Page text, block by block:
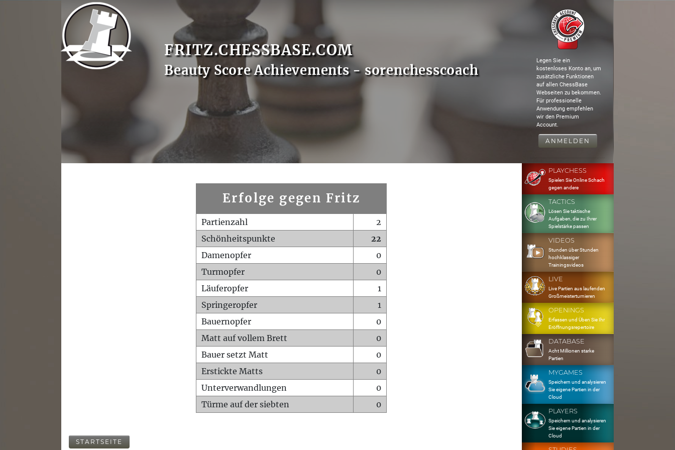
FRITZ.CHESSBASE.COM
Beauty Score Achievements - sorenchesscoach
Legen Sie ein
kostenloses Konto an, um
zusätzliche Funktionen
auf allen ChessBase
Webseiten zu bekommen.
Für professionelle
Anwendung empfehlen
wir den Premium
Account.
ANMELDEN
Erfolge gegen Fritz
Partienzahl
2
Schönheitspunkte
22
Damenopfer
0
Turmopfer
0
Läuferopfer
1
Springeropfer
1
Bauernopfer
0
Matt auf vollem Brett
0
Bauer setzt Matt
0
Erstickte Matts
0
Unterverwandlungen
0
Türme auf der siebten
0
STARTSEITE
PLAYCHESS
Spielen Sie Online Schach
gegen andere
TACTICS
Lösen Sie taktische
Aufgaben, die zu Ihrer
Spielstärke passen
VIDEOS
Stunden über Stunden
hochklassiger
Trainingsvideos
LIVE
Live Partien aus laufenden
Großmeisterturnieren
OPENINGS
Erfassen und Üben Sie Ihr
Eröffnungsrepertoire
DATABASE
Acht Millionen starke
Partien
MYGAMES
Speichern und analysieren
Sie eigene Partien in der
Cloud
PLAYERS
Speichern und analysieren
Sie eigene Partien in der
Cloud